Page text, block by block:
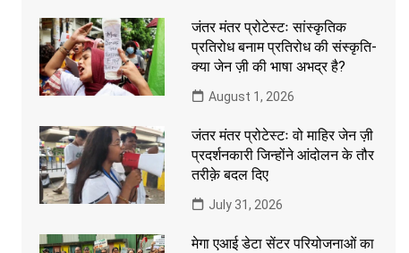
जंतर मंतर प्रोटेस्टः सांस्कृतिक
प्रतिरोध बनाम प्रतिरोध की संस्कृति-
क्या जेन ज़ी की भाषा अभद्र है?
August 1, 2026
जंतर मंतर प्रोटेस्टः वो माहिर जेन ज़ी
प्रदर्शनकारी जिन्होंने आंदोलन के तौर
तरीक़े बदल दिए
July 31, 2026
मेगा एआई डेटा सेंटर परियोजनाओं का